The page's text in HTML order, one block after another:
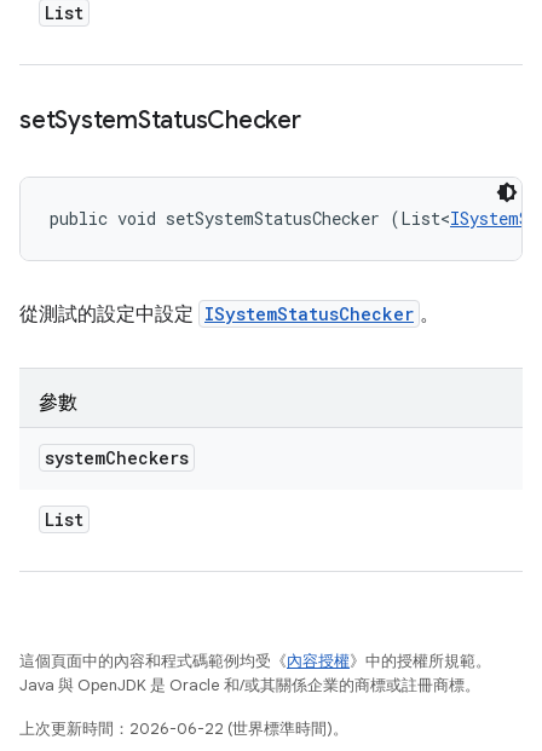
List
setSystemStatusChecker
public void setSystemStatusChecker (List<
從測試的設定中設定 ISystemStatusChecker 。
參數
systemCheckers
List
這個頁面中的內容和程式碼範例均受《內容授權》中的授權所規範。
Java 與 OpenJDK 是 Oracle 和/或其關係企業的商標或註冊商標。
上次更新時間：2026-06-22 (世界標準時間)。